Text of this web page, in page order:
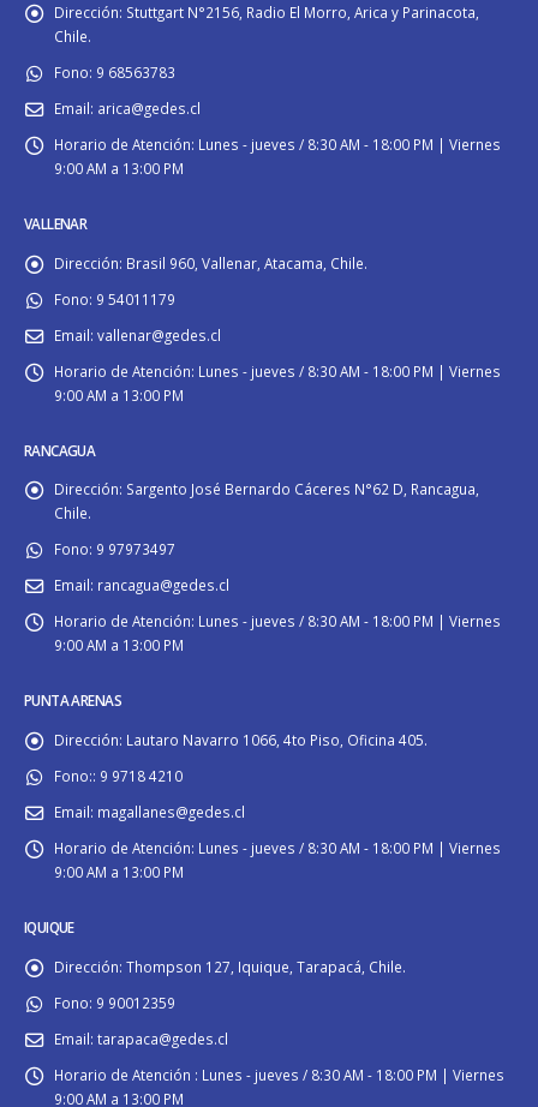
Dirección: Stuttgart N°2156, Radio El Morro, Arica y Parinacota,
Chile.
Fono: 9 68563783
Email: arica@gedes.cl
Horario de Atención: Lunes - jueves / 8:30 AM - 18:00 PM | Viernes
9:00 AM a 13:00 PM
VALLENAR
Dirección: Brasil 960, Vallenar, Atacama, Chile.
Fono: 9 54011179
Email: vallenar@gedes.cl
Horario de Atención: Lunes - jueves / 8:30 AM - 18:00 PM | Viernes
9:00 AM a 13:00 PM
RANCAGUA
Dirección: Sargento José Bernardo Cáceres N°62 D, Rancagua,
Chile.
Fono: 9 97973497
Email: rancagua@gedes.cl
Horario de Atención: Lunes - jueves / 8:30 AM - 18:00 PM | Viernes
9:00 AM a 13:00 PM
PUNTA ARENAS
Dirección: Lautaro Navarro 1066, 4to Piso, Oficina 405.
Fono:: 9 9718 4210
Email: magallanes@gedes.cl
Horario de Atención: Lunes - jueves / 8:30 AM - 18:00 PM | Viernes
9:00 AM a 13:00 PM
IQUIQUE
Dirección: Thompson 127, Iquique, Tarapacá, Chile.
Fono: 9 90012359
Email: tarapaca@gedes.cl
Horario de Atención : Lunes - jueves / 8:30 AM - 18:00 PM | Viernes
9:00 AM a 13:00 PM